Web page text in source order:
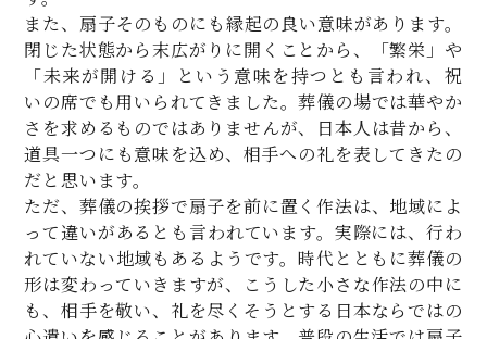
また、扇子そのものにも縁起の良い意味があります。
閉じた状態から末広がりに開くことから、「繁栄」や
「未来が開ける」という意味を持つとも言われ、祝
いの席でも用いられてきました。葬儀の場では華やか
さを求めるものではありませんが、日本人は昔から、
道具一つにも意味を込め、相手への礼を表してきたの
だと思います。
ただ、葬儀の挨拶で扇子を前に置く作法は、地域によ
って違いがあるとも言われています。実際には、行わ
れていない地域もあるようです。時代とともに葬儀の
形は変わっていきますが、こうした小さな作法の中に
も、相手を敬い、礼を尽くそうとする日本ならではの